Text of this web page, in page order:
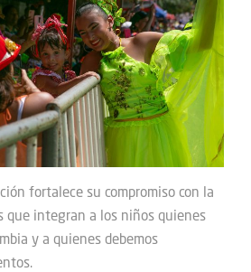
fortalece su compromiso con la
que integran a los niños quienes
y a quienes debemos